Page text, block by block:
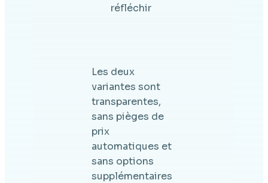
réfléchir
Les deux
variantes sont
transparentes,
sans pièges de
prix
automatiques et
sans options
supplémentaires